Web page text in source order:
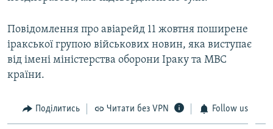
Повідомлення про авіарейд 11 жовтня поширене
іракської групою військових новин, яка виступає
від імені міністерства оборони Іраку та МВС
країни.
Поділитись Читати без VPN Follow us